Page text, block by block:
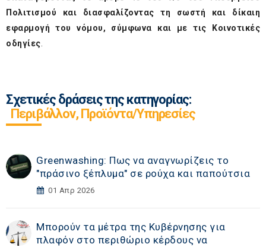
Πολιτισμού και διασφαλίζοντας τη σωστή και δίκαιη
εφαρμογή του νόμου, σύμφωνα και με τις Κοινοτικές
οδηγίες.
Σχετικές δράσεις της κατηγορίας:
Περιβάλλον, Προϊόντα/Υπηρεσίες
Greenwashing: Πως να αναγνωρίζεις το
"πράσινο ξέπλυμα" σε ρούχα και παπούτσια
01 Απρ 2026
Μπορούν τα μέτρα της Κυβέρνησης για
πλαφόν στο περιθώριο κέρδους να